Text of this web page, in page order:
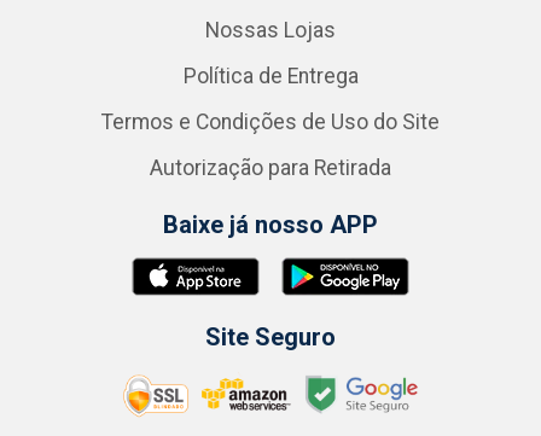
Nossas Lojas
Política de Entrega
Termos e Condições de Uso do Site
Autorização para Retirada
Baixe já nosso APP
Site Seguro